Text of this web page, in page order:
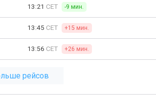
13:21 CET -9 мин.
13:45 CET +15 мин.
13:56 CET +26 мин.
рейсов